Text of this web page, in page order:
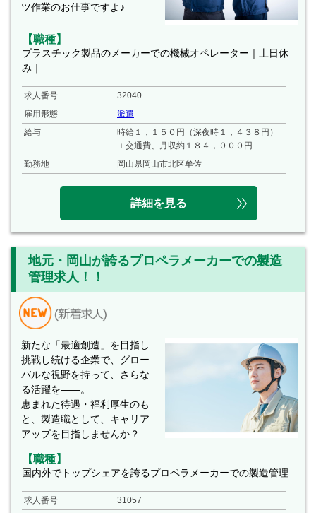
ツ作業のお仕事ですよ♪
【職種】
プラスチック製品のメーカーでの機械オペレーター｜土日休
み｜
求人番号
32040
雇用形態
派遣
給与
時給１，１５０円（深夜時１，４３８円）
＋交通費、月収約１８４，０００円
勤務地
岡山県岡山市北区牟佐
詳細を見る
地元・岡山が誇るプロペラメーカーでの製造
管理求人！！
新たな「最適創造」を目指し
挑戦し続ける企業で、グロー
バルな視野を持って、さらな
る活躍を――。
恵まれた待遇・福利厚生のも
と、製造職として、キャリア
アップを目指しませんか？
【職種】
国内外でトップシェアを誇るプロペラメーカーでの製造管理
求人番号
31057